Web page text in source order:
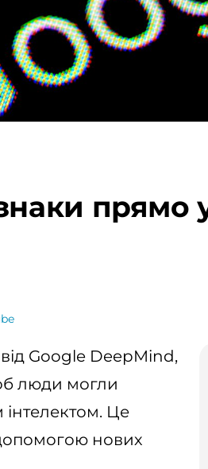
прямо
Google DeepMind,
люди могли
Це
нових